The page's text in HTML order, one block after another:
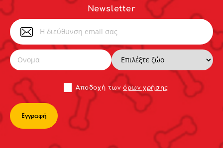
Newsletter
Αποδoχή τωνόρων χρήσης